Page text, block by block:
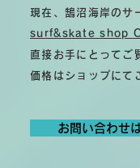
現在、鵠沼海岸のサ
surf&skate shop
直接お手にとってご
価格はショップにて
お問い合わせ